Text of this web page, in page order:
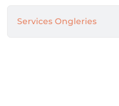
Services Ongleries